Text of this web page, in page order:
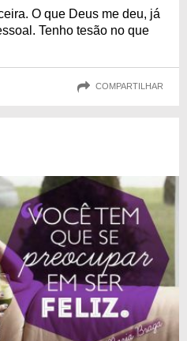
O que Deus me deu, já
Tenho tesão no que
COMPARTILHAR